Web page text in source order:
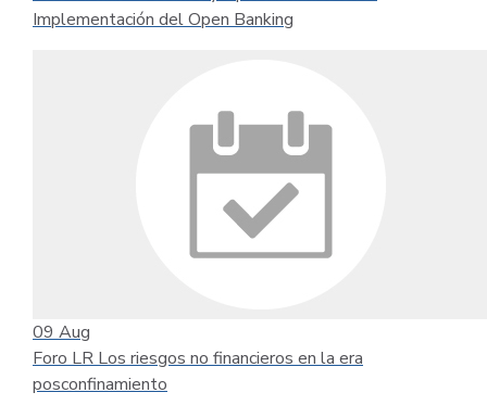
Implementación del Open Banking
09 Aug
Foro LR Los riesgos no financieros en la era
posconfinamiento